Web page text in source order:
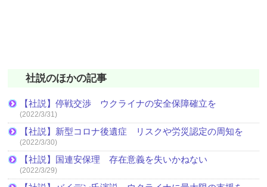
社説のほかの記事
【社説】停戦交渉 ウクライナの安全保障確立を
(2022/3/31)
【社説】新型コロナ後遺症 リスクや労災認定の周知を
(2022/3/30)
【社説】国連安保理 存在意義を失いかねない
(2022/3/29)